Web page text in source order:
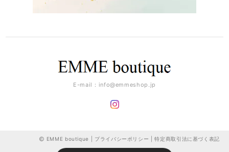
E-mail： info@emmeshop.jp
EMME boutique | プライバシーポリシー |特定商取引法に基づく表記